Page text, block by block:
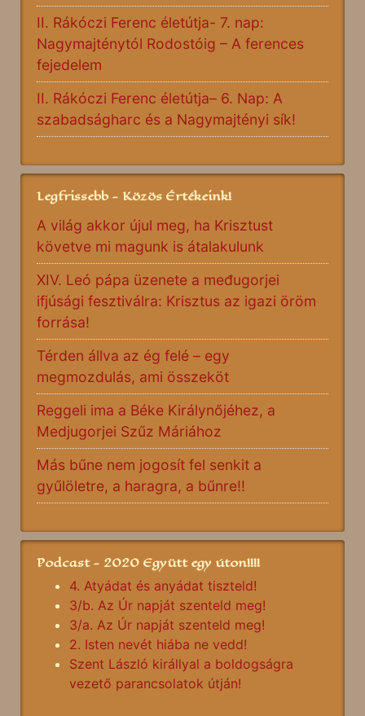
II. Rákóczi Ferenc életútja- 7. nap:
Nagymajténytól Rodostóig – A ferences
fejedelem
II. Rákóczi Ferenc életútja– 6. Nap: A
szabadságharc és a Nagymajtényi sík!
Legfrissebb - Közös Értékeink!
A világ akkor újul meg, ha Krisztust
követve mi magunk is átalakulunk
XIV. Leó pápa üzenete a međugorjei
ifjúsági fesztiválra: Krisztus az igazi öröm
forrása!
Térden állva az ég felé – egy
megmozdulás, ami összeköt
Reggeli ima a Béke Királynőjéhez, a
Medjugorjei Szűz Máriához
Más bűne nem jogosít fel senkit a
gyűlöletre, a haragra, a bűnre!!
Podcast - 2020 Együtt egy úton!!!!
4. Atyádat és anyádat tiszteld!
3/b. Az Úr napját szenteld meg!
3/a. Az Úr napját szenteld meg!
2. Isten nevét hiába ne vedd!
Szent László királlyal a boldogságra
vezető parancsolatok útján!